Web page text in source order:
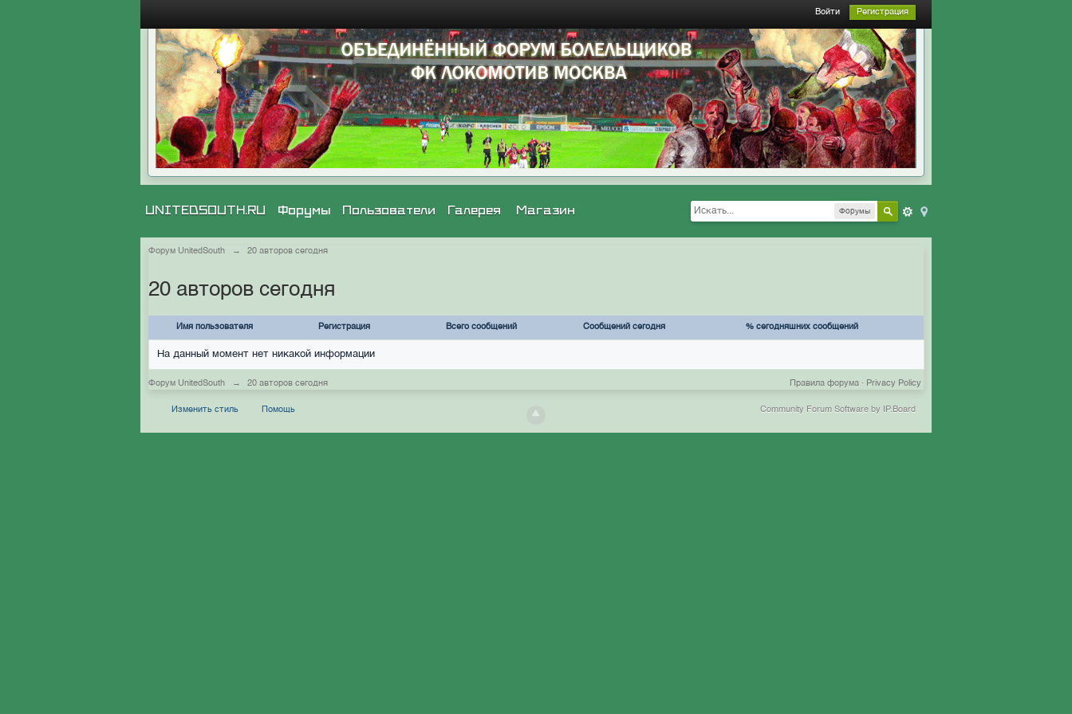
Войти Регистрация
Форумы
UNITEDSOUTH.RU Галерея Магазин
Форумы Пользователи
Форум UnitedSouth → 20 авторов сегодня
20 авторов сегодня
Имя пользователя Регистрация Всего сообщений Сообщений сегодня % сегодняшних сообщений
На данный момент нет никакой информации
Форум UnitedSouth → 20 авторов сегодня Privacy Policy
Правила форума ·
Изменить стиль Помощь Community Forum Software by IP.Board